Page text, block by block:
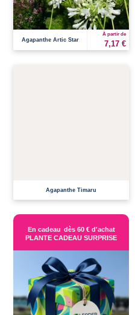
Agapanthe Artic Star
À partir de
7,17 €
Agapanthe Timaru
En cadeau dès 60 € d'achat
PLANTE CADEAU SURPRISE